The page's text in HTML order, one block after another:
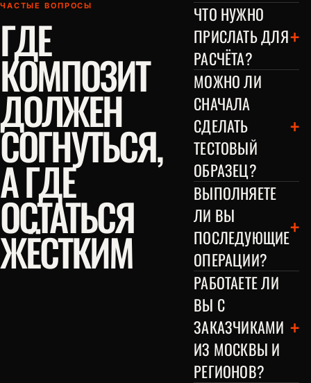
ЧАСТЫЕ ВОПРОСЫ
ГДЕ
КОМПОЗИТ
ДОЛЖЕН
СОГНУТЬСЯ,
А ГДЕ
ОСТАТЬСЯ
ЖЁСТКИМ
ЧТО НУЖНО
ПРИСЛАТЬ ДЛЯ
РАСЧЁТА?
+
МОЖНО ЛИ
СНАЧАЛА
СДЕЛАТЬ
ТЕСТОВЫЙ
ОБРАЗЕЦ?
+
ВЫПОЛНЯЕТЕ
ЛИ ВЫ
ПОСЛЕДУЮЩИЕ
ОПЕРАЦИИ?
+
РАБОТАЕТЕ ЛИ
ВЫ С
ЗАКАЗЧИКАМИ
ИЗ МОСКВЫ И
РЕГИОНОВ?
+